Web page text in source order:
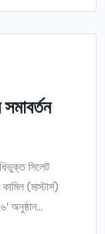
সিলেট
(মাস্টার্স)
অনুষ্ঠান...